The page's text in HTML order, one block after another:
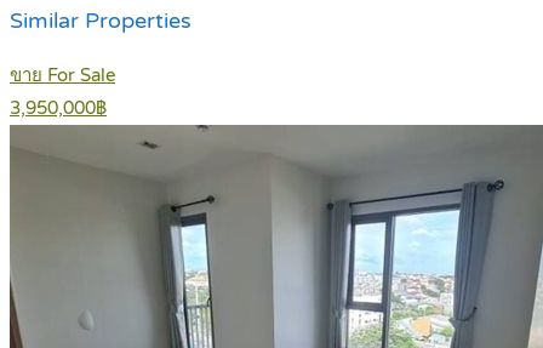
Similar Properties
ขาย For Sale
3,950,000฿